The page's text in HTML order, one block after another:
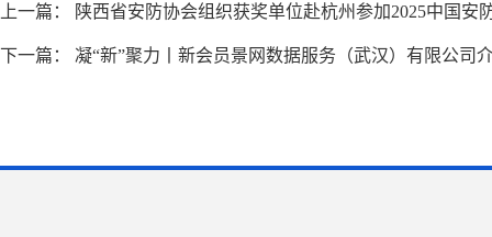
上一篇： 陕西省安防协会组织获奖单位赴杭州参加2025中国安
下一篇： 凝“新”聚力丨新会员景网数据服务（武汉）有限公司